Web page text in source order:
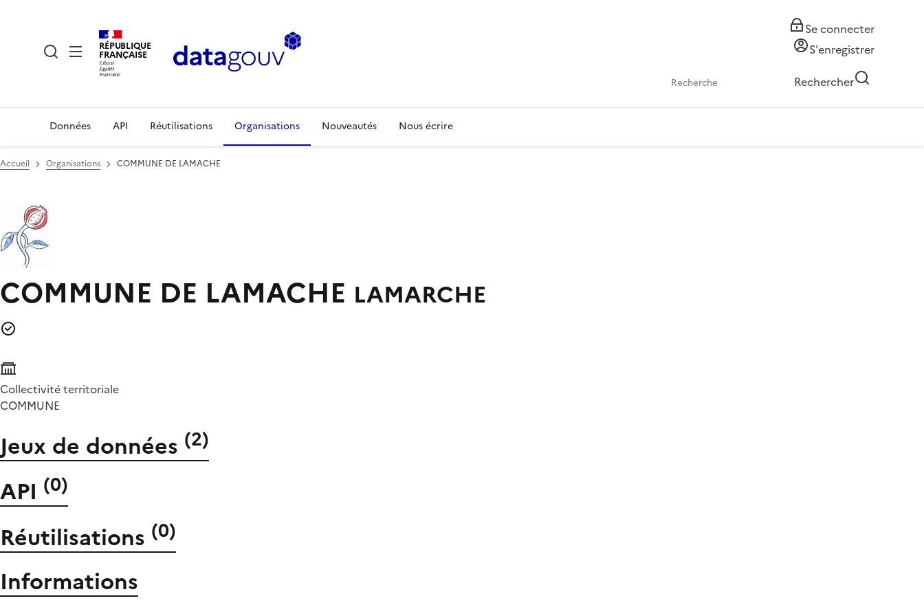
RÉPUBLIQUE
FRANÇAISE
Se connecter
S'enregistrer
Rechercher
Données API Réutilisations Organisations Nouveautés Nous écrire
Accueil Organisations COMMUNE DE LAMACHE
COMMUNE DE LAMACHE LAMARCHE
Collectivité territoriale
COMMUNE
Jeux de données (2)
API (0)
Réutilisations (0)
Informations